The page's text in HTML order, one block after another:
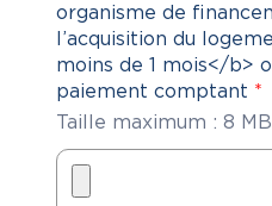
organisme de
l’acquisition du
moins de 1 mois</b>
paiement comptant *
Taille maximum : 8 MB